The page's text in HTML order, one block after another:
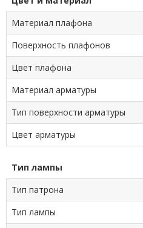
Материал плафона
Поверхность плафонов
Цвет плафона
Материал арматуры
Тип поверхности арматуры
Цвет арматуры
Тип лампы
Тип патрона
Тип лампы